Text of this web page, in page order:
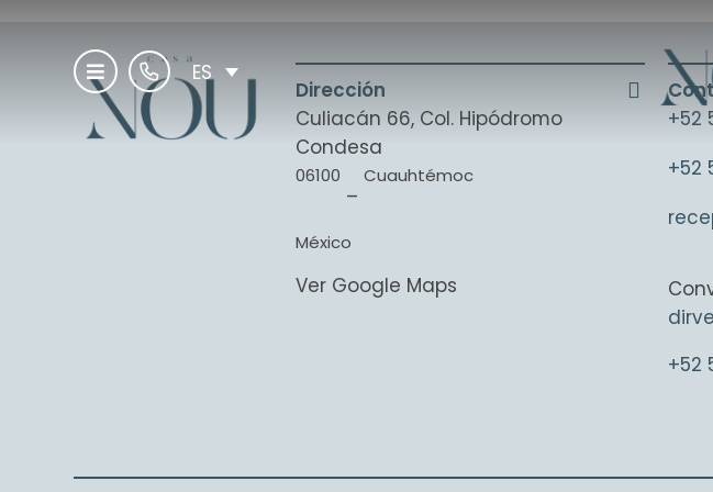
ES
Dirección
Culiacán 66, Col. Hipódromo
Condesa
06100
–
Cuauhtémoc
México
Ver Google Maps
+52
+52
+52